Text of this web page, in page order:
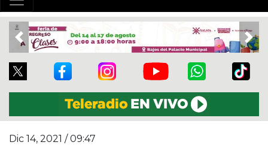
Previous
Dic 14, 2021 / 09:47